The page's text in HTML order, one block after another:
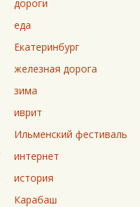
дороги
еда
Екатеринбург
железная дорога
зима
иврит
Ильменский фестиваль
интернет
история
Карабаш